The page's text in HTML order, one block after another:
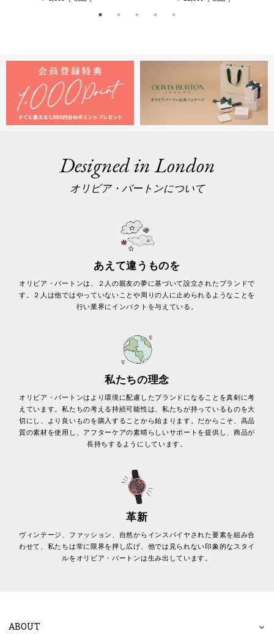
Designed in London
オリビア・バートンについて
あえて違うものを
オリビア・バートンは、２人の親友の夢に基づいて設立されたブランドで
す。２人は他ではやっていないことや周りの人に止められるようなことを
行い業界にインパクトを与えている。
私たちの理念
オリビア・バートンはより環境に配慮したブランドになることを真剣に考
えています。私たちの考える持続可能性は、私たちが持っているものを大
切にし、より良いものを購入することから始まります。だからこそ、高品
質の素材を使用し、アフターケアの素晴らしいサポートを提供し、商品が
長持ちするようにしています。
革新
ヴィンテージ、ファッション、自然からインスパイヤされた要素を組み合
わせて、私たちは常に限界を押し広げ、他では見られない印象的なスタイ
ルをオリビア・バートンは生み出しています。
ABOUT